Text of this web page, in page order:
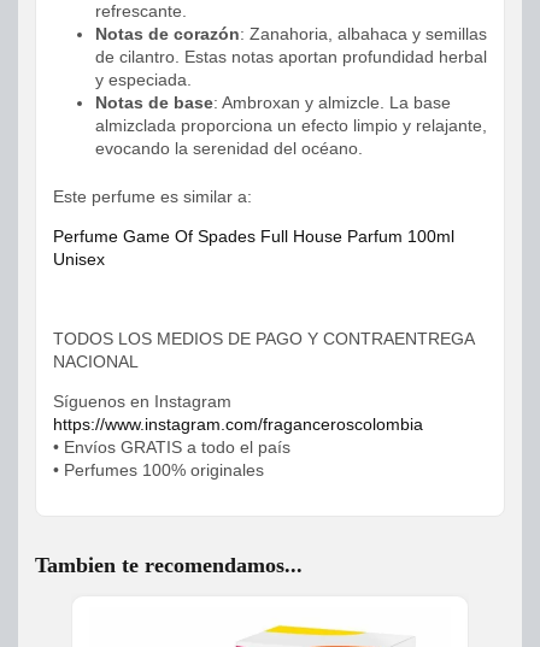
refrescante.
Notas de corazón: Zanahoria, albahaca y semillas
de cilantro. Estas notas aportan profundidad herbal
y especiada.
Notas de base: Ambroxan y almizcle. La base
almizclada proporciona un efecto limpio y relajante,
evocando la serenidad del océano.
Este perfume es similar a:
Perfume Game Of Spades Full House Parfum 100ml
Unisex
TODOS LOS MEDIOS DE PAGO Y CONTRAENTREGA
NACIONAL
Síguenos en Instagram
https://www.instagram.com/fraganceroscolombia
• Envíos GRATIS a todo el país
• Perfumes 100% originales
Tambien te recomendamos...